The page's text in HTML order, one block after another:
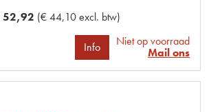
52,92 (€ 44,10 excl. btw)
Info
Niet op voorraad
Mail ons